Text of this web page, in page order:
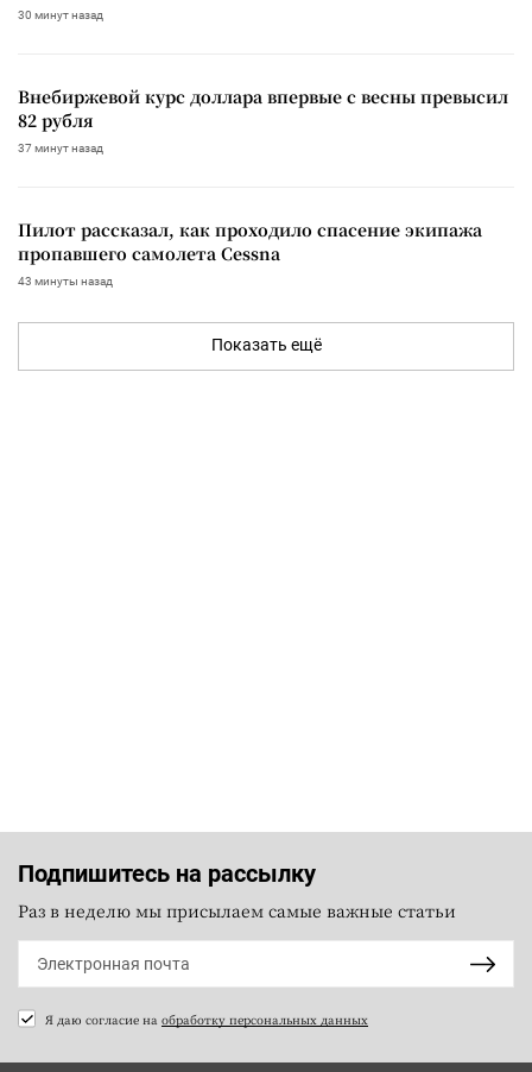
30 минут назад
Внебиржевой курс доллара впервые с весны превысил
82 рубля
37 минут назад
Пилот рассказал, как проходило спасение экипажа
пропавшего самолета Cessna
43 минуты назад
Показать ещё
Подпишитесь на рассылку
Раз в неделю мы присылаем самые важные статьи
Я даю согласие на обработку персональных данных